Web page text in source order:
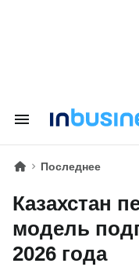
Последнее
Казахстан
модель
2026 года